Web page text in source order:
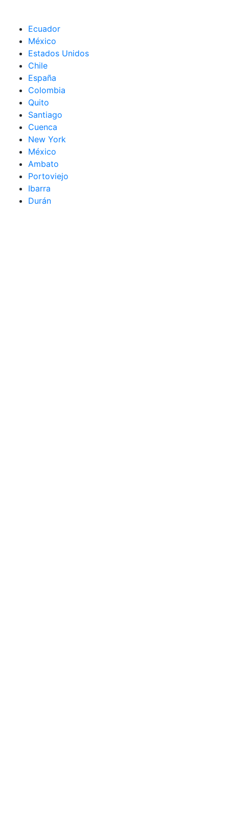
Ecuador
México
Estados Unidos
Chile
España
Colombia
Quito
Santiago
Cuenca
New York
México
Ambato
Portoviejo
Ibarra
Durán